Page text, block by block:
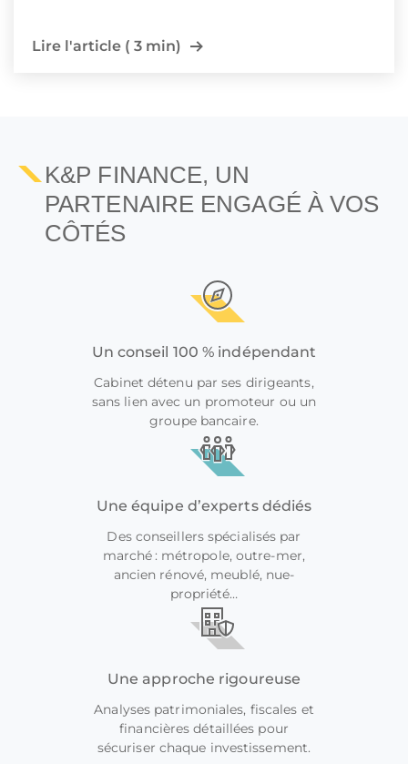
Lire l'article ( 3 min)
K&P FINANCE, UN
PARTENAIRE ENGAGÉ À VOS
CÔTÉS
Un conseil 100 % indépendant
Cabinet détenu par ses dirigeants,
sans lien avec un promoteur ou un
groupe bancaire.
Une équipe d’experts dédiés
Des conseillers spécialisés par
marché : métropole, outre-mer,
ancien rénové, meublé, nue-
propriété…
Une approche rigoureuse
Analyses patrimoniales, fiscales et
financières détaillées pour
sécuriser chaque investissement.